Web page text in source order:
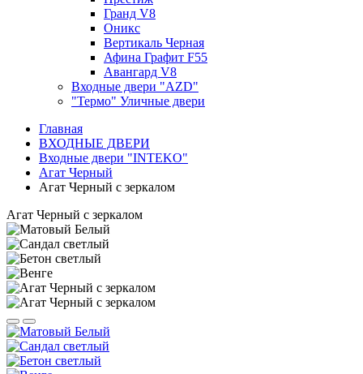
Гранд V8
Оникс
Вертикаль Черная
Афина Графит F55
Авангард V8
Входные двери "AZD"
"Термо" Уличные двери
Главная
ВХОДНЫЕ ДВЕРИ
Входные двери "INTEKO"
Агат Черный
Агат Черный с зеркалом
Агат Черный с зеркалом